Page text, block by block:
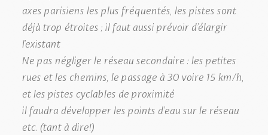
axes parisiens les plus fréquentés, les pistes sont
déjà trop étroites ; il faut aussi prévoir d’élargir
l’existant
Ne pas négliger le réseau secondaire : les petites
rues et les chemins, le passage à 30 voire 15 km/h,
et les pistes cyclables de proximité
il faudra développer les points d’eau sur le réseau
etc. (tant à dire!)